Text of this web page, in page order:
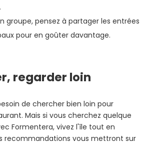
groupe, pensez à partager les entrées
pour en goûter davantage.
regarder loin
de chercher bien loin pour
Mais si vous cherchez quelque
Formentera, vivez l'île tout en
recommandations vous mettront sur